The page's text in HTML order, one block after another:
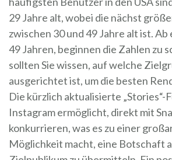
29 Jahre alt, wobei die nächst
zwischen 30 und 49 Jahre alt ist.
49 Jahren, beginnen die Zahlen zu
sollten Sie wissen, auf welche
ausgerichtet ist, um die besten
Die kürzlich aktualisierte „Stories“-
Instagram ermöglicht, direkt mit
konkurrieren, was es zu einer
Möglichkeit macht, eine Botschaft